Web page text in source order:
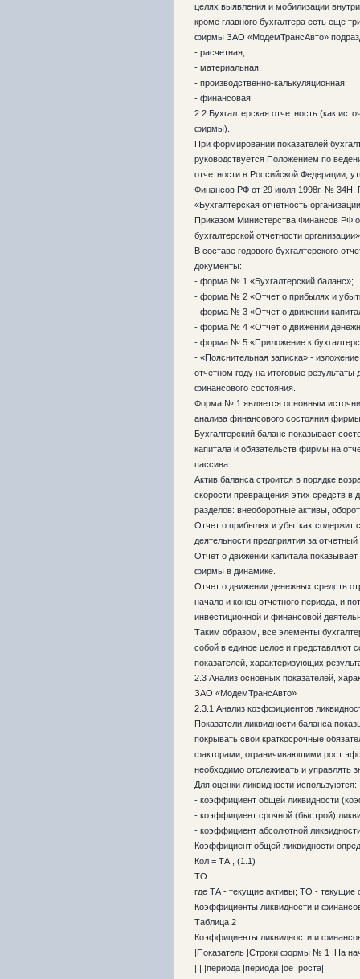
целях выявления и мобилизации
кроме главного бухгалтера есть еще
фирмы ЗАО «МодемТрансАвто»
- расчетная;
- материальная;
- производственно-калькуляционная;
- финансовая.
2.2 Бухгалтерская отчетность (как
фирмы).
При формировании показателей
руководствуется Положением по
отчетности в Российской Федерации,
Финансов РФ от 29 июля 1998г. № 34Н,
«Бухгалтерская отчетность
Приказом Министерства Финансов РФ
бухгалтерской отчетности
В составе годового бухгалтерского
документы:
- форма № 1 «Бухгалтерский баланс»;
- форма № 2 «Отчет о прибылях и
- форма № 3 «Отчет о движении
- форма № 4 «Отчет о движении
- форма № 5 «Приложение к
- «Пояснительная записка» -
отчетном году на итоговые
финансового состояния.
Форма № 1 является основным
анализа финансового состояния
Бухгалтерский баланс показывает
капитала и обязательств фирмы на
пассива.
Актив баланса строится в порядке
скорости превращения этих средств
разделов: внеоборотные активы,
Отчет о прибылях и убытках содержит
деятельности предприятия за
Отчет о движении капитала показывает
фирмы в динамике.
Отчет о движении денежных средств
начало и конец отчетного периода, и
инвестиционной и финансовой
Таким образом, все элементы
собой в единое целое и представляют
показателей, характеризующих
2.3 Анализ основных показателей,
ЗАО «МодемТрансАвто»
2.3.1 Анализ коэффициентов
Показатели ликвидности баланса
покрывать свои краткосрочные
факторами, ограничивающими рост
необходимо отслеживать и управлять
Для оценки ликвидности используются:
- коэффициент общей ликвидности
- коэффициент срочной (быстрой)
- коэффициент абсолютной
Коэффициент общей ликвидности
Кол = ТА , (1.1)
ТО
где ТА - текущие активы; ТО - текущие
Коэффициенты ликвидности и
Таблица 2
Коэффициенты ликвидности и
|Показатель |Строки формы № 1 |На
| | |периода |периода |ое |роста|